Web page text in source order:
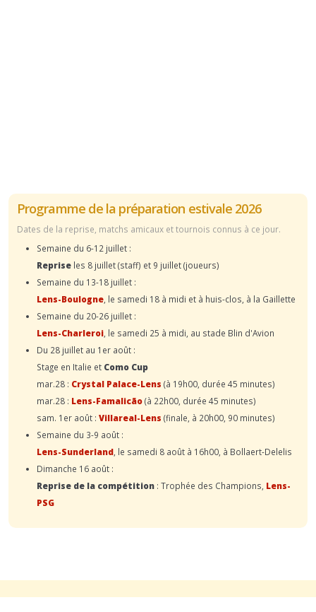
Programme de la préparation estivale 2026
Dates de la reprise, matchs amicaux et tournois connus à ce jour.
Semaine du 6-12 juillet :
Reprise les 8 juillet (staff) et 9 juillet (joueurs)
Semaine du 13-18 juillet :
Lens-Boulogne , le samedi 18 à midi et à huis-clos, à la Gaillette
Semaine du 20-26 juillet :
Lens-Charleroi , le samedi 25 à midi, au stade Blin d'Avion
Du 28 juillet au 1er août :
Stage en Italie et Como Cup
mar.28 : Crystal Palace-Lens (à 19h00, durée 45 minutes)
mar.28 : Lens-Famalicão(à 22h00, durée 45 minutes)
sam. 1er août : Villareal-Lens (finale, à 20h00, 90 minutes)
Semaine du 3-9 août :
Lens-Sunderland , le samedi 8 août à 16h00, à Bollaert-Delelis
Dimanche 16 août :
Reprise de la compétition : Trophée des Champions, Lens-
PSG